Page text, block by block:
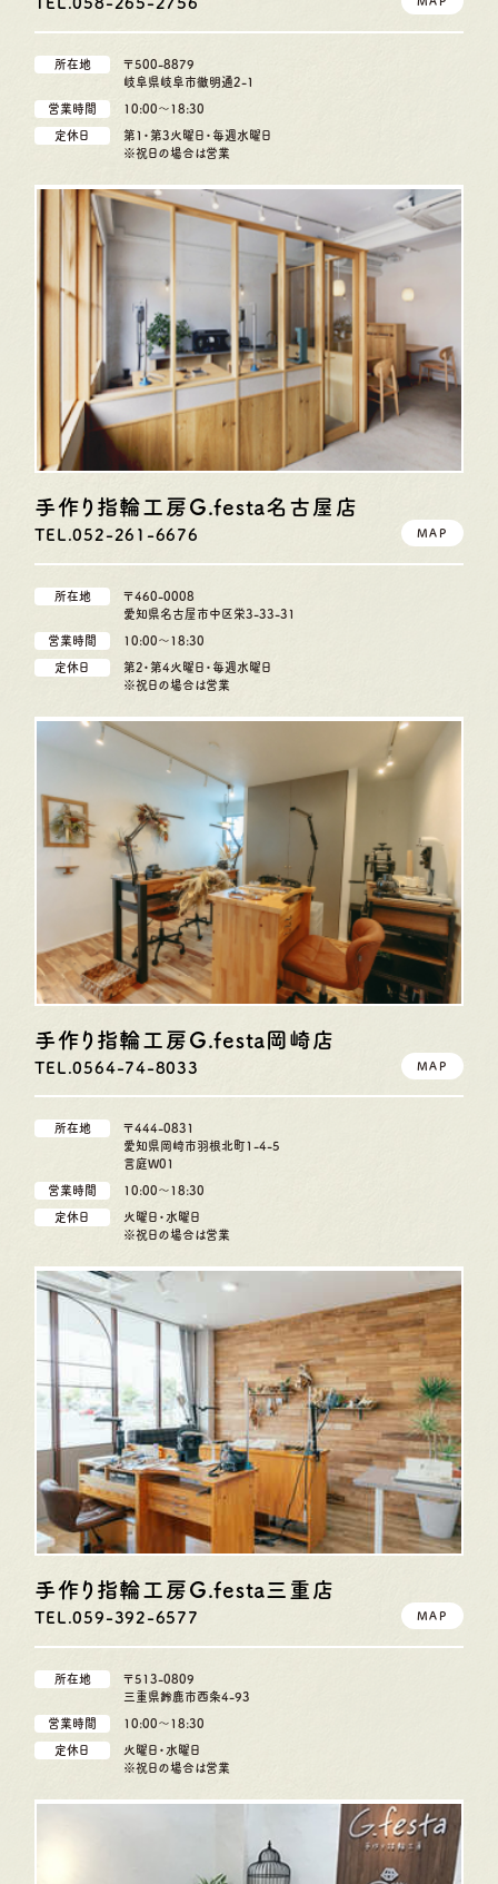
所在地
〒500-8879
岐阜県岐阜市徹明通2-1
営業時間 10:00〜18:30
定休日
第1・第3火曜日・毎週水曜日
※祝日の場合は営業
手作り指輪工房G.festa名古屋店
TEL.052-261-6676 MAP
所在地
〒460-0008
愛知県名古屋市中区栄3-33-31
営業時間 10:00〜18:30
定休日
第2・第4火曜日・毎週水曜日
※祝日の場合は営業
手作り指輪工房G.festa 岡崎店
TEL.0564-74-8033 MAP
所在地
〒444-0831
愛知県岡崎市羽根北町1-4-5
言庭W01
営業時間 10:00〜18:30
定休日
火曜日・水曜日
※祝日の場合は営業
手作り指輪工房G.festa三重店
TEL.059-392-6577 MAP
所在地
〒513-0809
三重県鈴鹿市西条4-93
営業時間 10:00〜18:30
定休日
火曜日・水曜日
※祝日の場合は営業